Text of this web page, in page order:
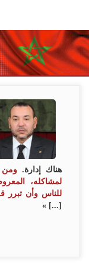
الرئيسية
حول البوابة
تقديم شكاية
تتبع شكاية
تقديم ملاحظة
تقديم إقتراح
أسئلة وأجوبة
هناك إدارة. ومن
لمشاكله،
للناس وأن تبرر
[...] »